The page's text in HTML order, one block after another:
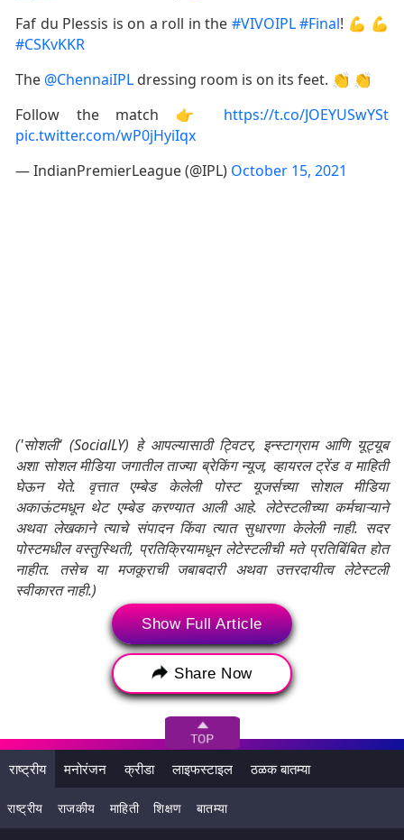
Faf du Plessis is on a roll in the #VIVOIPL #Final! 💪 💪
#CSKvKKR
The @ChennaiIPL dressing room is on its feet. 👏 👏
Follow the match 👉 https://t.co/JOEYUSwYSt
pic.twitter.com/wP0jHyiIqx
— IndianPremierLeague (@IPL) October 15, 2021
('सोशली' (SocialLY) हे आपल्यासाठी ट्विटर, इन्स्टाग्राम आणि यूट्यूब
अशा सोशल मीडिया जगातील ताज्या ब्रेकिंग न्यूज, व्हायरल ट्रेंड व माहिती
घेऊन येते. वृत्तात एम्बेड केलेली पोस्ट यूजर्सच्या सोशल मीडिया
अकाऊंटमधून थेट एम्बेड करण्यात आली आहे. लेटेस्टलीच्या कर्मचाऱ्याने
अथवा लेखकाने त्याचे संपादन किंवा त्यात सुधारणा केलेली नाही. सदर
पोस्टमधील वस्तुस्थिती, प्रतिक्रियामधून लेटेस्टलीची मते प्रतिबिंबित होत
नाहीत. तसेच या मजकूराची जबाबदारी अथवा उत्तरदायीत्व लेटेस्टली
स्वीकारत नाही.)
Chennai Super Kings CSK
CSK vs KKR IPL 2021 Final
Indian Premier League
Indian Premier League 2021 IPL IPL 2021
IPL 2021 Final IPL 2021 in UAE
Show Full Article
Share Now
राष्ट्रीय मनोरंजन क्रीडा लाइफस्टाइल ठळक बातम्या
राष्ट्रीय राजकीय माहिती शिक्षण बातम्या